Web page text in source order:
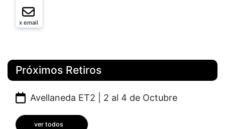
x email
Próximos Retiros
Avellaneda ET2 | 2 al 4 de Octubre
ver todos